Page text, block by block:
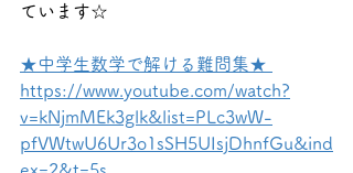
ています☆
★中学生数学で解ける難問集★
https://www.youtube.com/watch?
v=kNjmMEk3glk&list=PLc3wW-
pfVWtwU6Ur3o1sSH5UIsjDhnfGu&ind